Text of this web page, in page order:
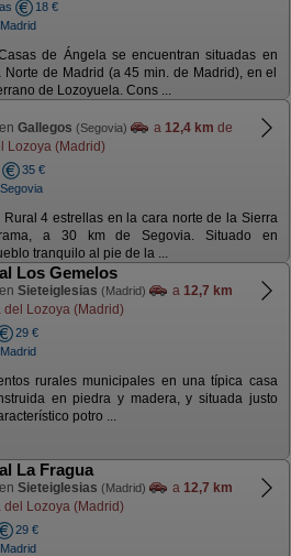
18 €
de Ángela se encuentran situadas en
Norte de Madrid (a 45 min. de Madrid), en el
de Lozoyuela. Cons ...
Gallegos (Segovia) a 12,4 km de
Lozoya (Madrid)
35 €
Rural 4 estrellas en la cara norte de la Sierra
a 30 km de Segovia. Situado en
tranquilo al pie de la ...
Los Gemelos
Sieteiglesias (Madrid) a 12,7 km
Lozoya (Madrid)
29 €
rurales municipales en una típica casa
en piedra y madera, y situada justo
potro ...
La Fragua
Sieteiglesias (Madrid) a 12,7 km
Lozoya (Madrid)
29 €